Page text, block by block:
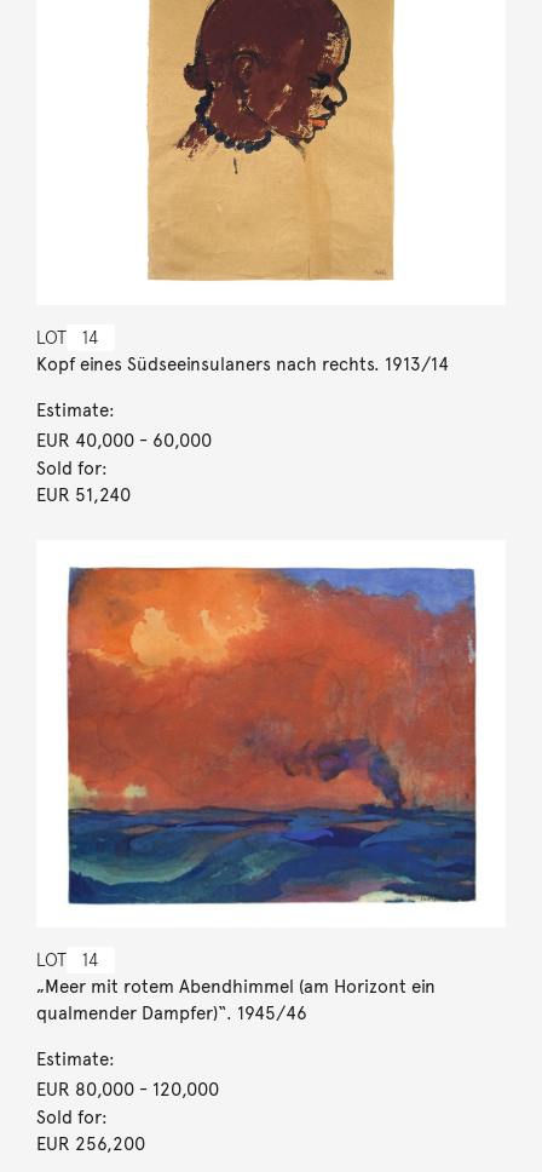
LOT 14
Kopf eines Südseeinsulaners nach rechts. 1913/14
Estimate:
EUR 40,000- 60,000
Sold for:
EUR 51,240
LOT 14
„Meer mit rotem Abendhimmel (am Horizont ein
qualmender Dampfer)“. 1945/46
Estimate:
EUR 80,000- 120,000
Sold for:
EUR 256,200